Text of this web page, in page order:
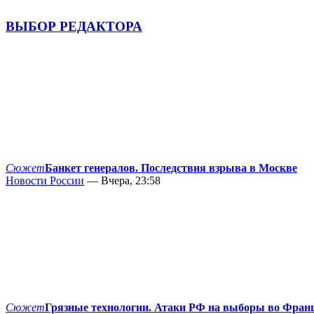
ВЫБОР РЕДАКТОРА
СюжетБанкет генералов. Последствия взрыва в Москве
Новости России — Вчера, 23:58
СюжетГрязные технологии. Атаки РФ на выборы во